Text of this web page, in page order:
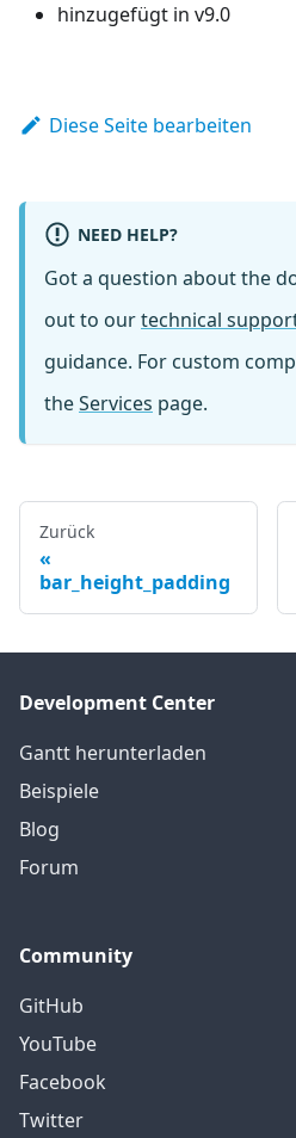
hinzugefügt in v9.0
Diese Seite bearbeiten
NEED HELP?
Got a question about the
out to ourtechnical
guidance. For custom
theServices page.
Zurück
bar_height_padding
Development Center
Gantt herunterladen
Beispiele
Blog
Forum
Community
GitHub
YouTube
Facebook
Twitter